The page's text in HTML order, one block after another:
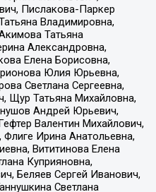
Пислакова-Паркер
Владимировна,
Татьяна
Александровна,
Елена Борисовна,
Юлия Юрьевна,
Светлана Сергеевна,
Щур Татьяна Михайловна,
Андрей Юрьевич,
Валентин Михайлович,
Ирина Анатольевна,
Вититинова Елена
Куприяновна,
Беляев Сергей Иванович,
Светлана